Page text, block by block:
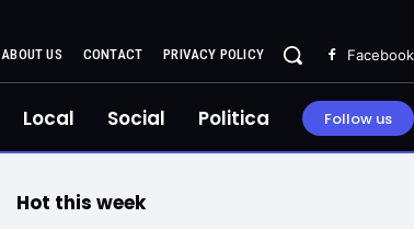
ABOUT US CONTACT PRIVACY POLICY Facebook
Local Social Politica Follow us
Hot this week